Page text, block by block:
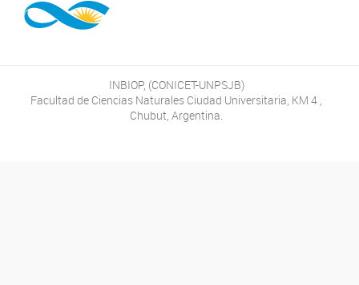
INBIOP, (CONICET-UNPSJB)
Facultad de Ciencias Naturales Ciudad Universitaria, KM 4 ,
Chubut, Argentina.